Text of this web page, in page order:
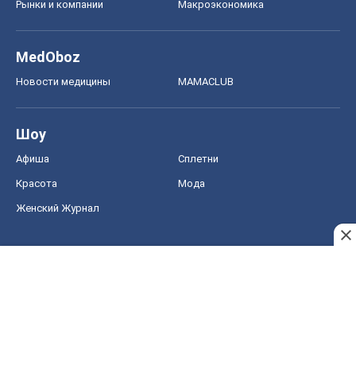
Рынки и компании Mакроэкономика
MedOboz
Новости медицины MAMACLUB
Шоу
Афиша Сплетни
Красота Мода
Женский Журнал